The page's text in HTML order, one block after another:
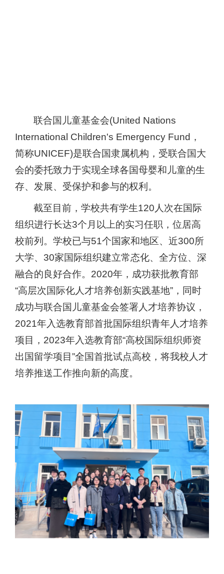
联合国儿童基金会(United Nations
International Children's Emergency Fund ，
简称UNICEF)是联合国隶属机构， 受联合国大
会的委托致力于实现全球各国母婴和儿童的生
存、发展、受保护和参与的权利。
截至目前，学校共有学生120人次在国际
组织进行长达3个月以上的实习任职，位居高
校前列。学校已与51个国家和地区、近300所
大学、 30家国际组织建立常态化、全方位、深
融合的良好合作。 2020年，成功获批教育部
“高层次国际化人才培养创新实践基地”，同时
成功与联合国儿童基金会签署人才培养协议，
2021年入选教育部首批国际组织青年人才培养
项目， 2023年入选教育部“高校国际组织师资
出国留学项目 ”全国首批试点高校， 将我校人才
培养推送工作推向新的高度。